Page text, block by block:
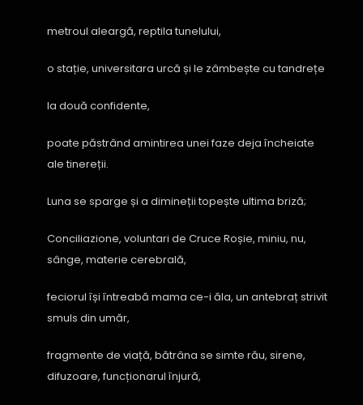
metroul aleargă, reptila tunelului,
o stație, universitara urcă și le zâmbește cu tandrețe
la două confidente,
poate păstrând amintirea unei faze deja încheiate
ale tinereții.
Luna se sparge și a dimineții topește ultima briză;
Conciliazione, voluntari de Cruce Roșie, miniu, nu,
sânge, materie cerebrală,
feciorul își întreabă mama ce-i ăla, un antebraț strivit
smuls din umăr,
fragmente de viață, bătrâna se simte rău, sirene,
difuzoare, funcționarul înjură,